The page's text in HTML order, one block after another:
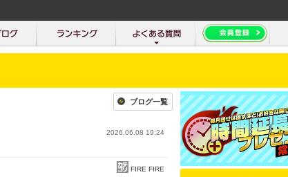
ブログ一覧
2026.06.08 19:24
FIRE FIRE